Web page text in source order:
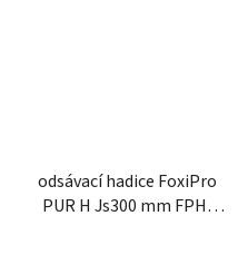
odsávací hadice FoxiPro
PUR H Js300 mm FPH-